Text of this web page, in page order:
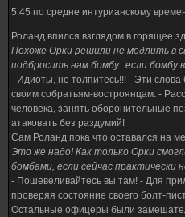
- Бомба! Орки сбросили бомбу!!
солдаты СПО суетились, не зная, что же
достаточных источников воды, или
Пара солдат спешно оттаскивала
Солдаты на дальних постах занимали
стороны любой из улиц.
Нападение не то чтобы была
именно с воздуха. Ошибкой было,
логики, что к сожалению было
Империума, мало воевавших с этими
Даже то, что это был удар с воздуха,
предположением, первой хаотичной
каких бы то ни было раздумий, в спешной
Офицеры не учли, что взрыв мог иметь
5:45 по средне интурианскому
Роланд впился взглядом в горящее
Похоже Орки решили не медлить в
подбросить нам бомбу...если бомбу
- Идиоты, не толпитесь!!! - Эти
своим собратьям-востроянцам. -
человека, занять оборонительные
атаковать без раздумий!
Сам Роланд пока что оставался на
Это же надо! Как только Орки
бомбами, если сейчас
- Пошевеливайтесь вы там! - Для
проверяя состояние своего болт-
Остальные офицеры были